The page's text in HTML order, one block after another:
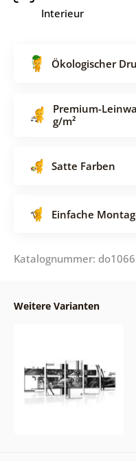
Interieur
Ökologischer
Premium-
g/m²
Satte Farben
Einfache
Katalognummer:
Weitere Varianten